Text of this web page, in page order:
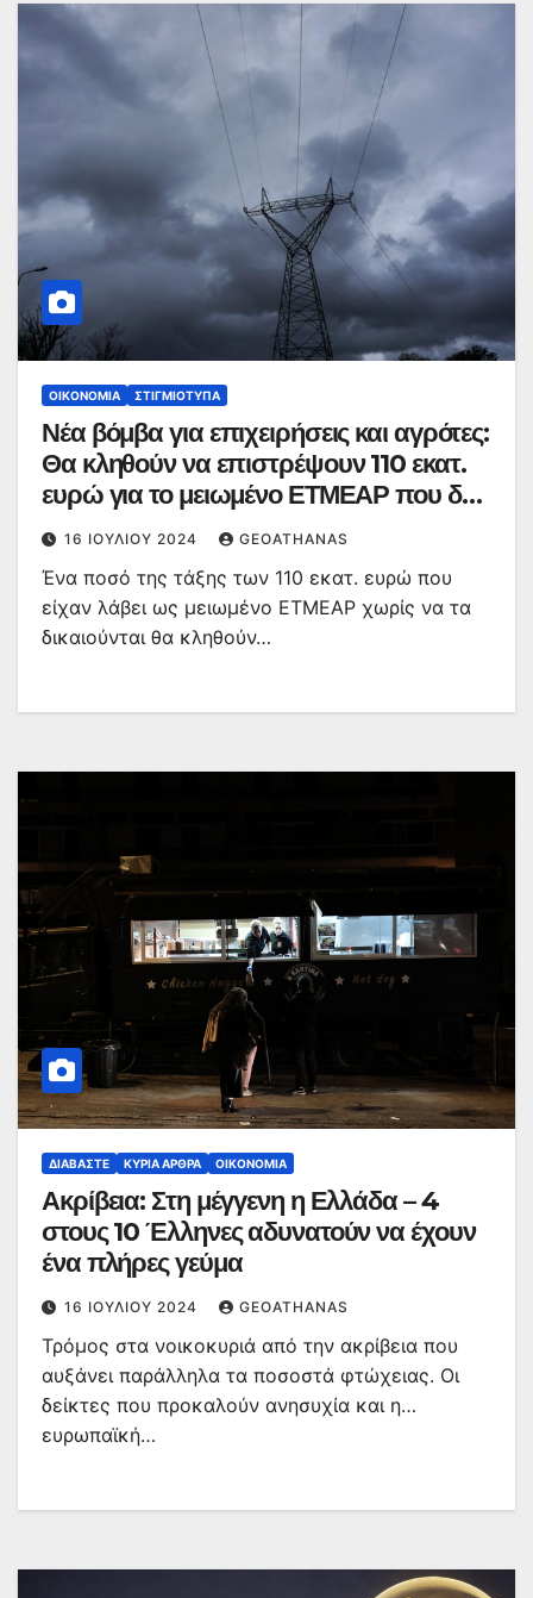
ΟΙΚΟΝΟΜΊΑ ΣΤΙΓΜΙΌΤΥΠΑ
Νέα βόμβα για επιχειρήσεις και αγρότες:
Θα κληθούν να επιστρέψουν 110 εκατ.
ευρώ για το μειωμένο ΕΤΜΕΑΡ που δεν
δικαιούντο
16 ΙΟΥΛΊΟΥ 2024 GEOATHANAS
Ένα ποσό της τάξης των 110 εκατ. ευρώ που
είχαν λάβει ως μειωμένο ΕΤΜΕΑΡ χωρίς να τα
δικαιούνται θα κληθούν…
ΔΙΑΒΆΣΤΕ ΚΥΡΙΑ ΑΡΘΡΑ ΟΙΚΟΝΟΜΊΑ
Ακρίβεια: Στη μέγγενη η Ελλάδα – 4
στους 10 Έλληνες αδυνατούν να έχουν
ένα πλήρες γεύμα
16 ΙΟΥΛΊΟΥ 2024 GEOATHANAS
Τρόμος στα νοικοκυριά από την ακρίβεια που
αυξάνει παράλληλα τα ποσοστά φτώχειας. Οι
δείκτες που προκαλούν ανησυχία και η…
ευρωπαϊκή…